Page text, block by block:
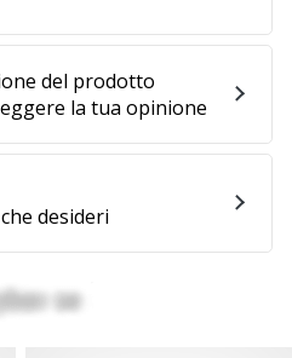
prodotto
del prodotto
la tua opinione
desideri